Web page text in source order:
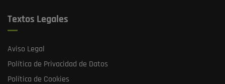
Textos Legales
Aviso Legal
Política de Privacidad de Datos
Política de Cookies